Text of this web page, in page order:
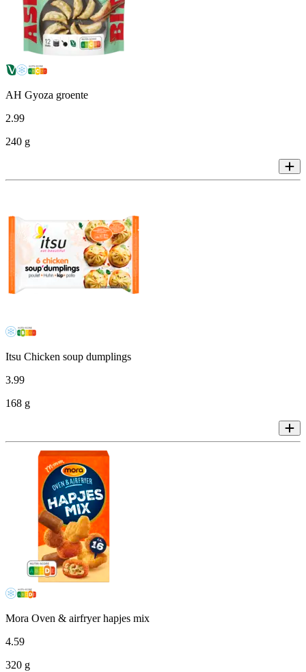
AH Gyoza groente
2.99
240 g
Itsu Chicken soup dumplings
3.99
168 g
Mora Oven & airfryer hapjes mix
4.59
320 g